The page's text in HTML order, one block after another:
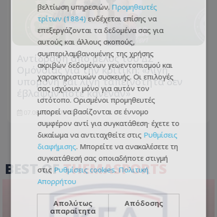
Αντίδραση από μέλος του ΔΣ
Ομόνοιας για την κριτική: «Λίγη
υπομονή και λίγη ταπεινότητα δεν
έβλαψαν ποτέ κανέναν»
07.08.2026 - 09:14
BEST OFTHEMASPORTS
βελτίωση υπηρεσιών. Προμηθευτές
τρίτων (1884) ενδέχεται επίσης να
επεξεργάζονται τα δεδομένα σας για
αυτούς και άλλους σκοπούς,
συμπεριλαμβανομένης της χρήσης
ακριβών δεδομένων γεωεντοπισμού και
χαρακτηριστικών συσκευής. Οι επιλογές
σας ισχύουν μόνο για αυτόν τον
ιστότοπο. Ορισμένοι προμηθευτές
μπορεί να βασίζονται σε έννομο
συμφέρον αντί για συγκατάθεση· έχετε το
δικαίωμα να αντιταχθείτε στις Ρυθμίσεις
διαφήμισης. Μπορείτε να ανακαλέσετε τη
συγκατάθεσή σας οποιαδήποτε στιγμή
στις Ρυθμίσεις cookies. Πολιτική
Απορρήτου
Απολύτως
απαραίτητα
Απόδοσης